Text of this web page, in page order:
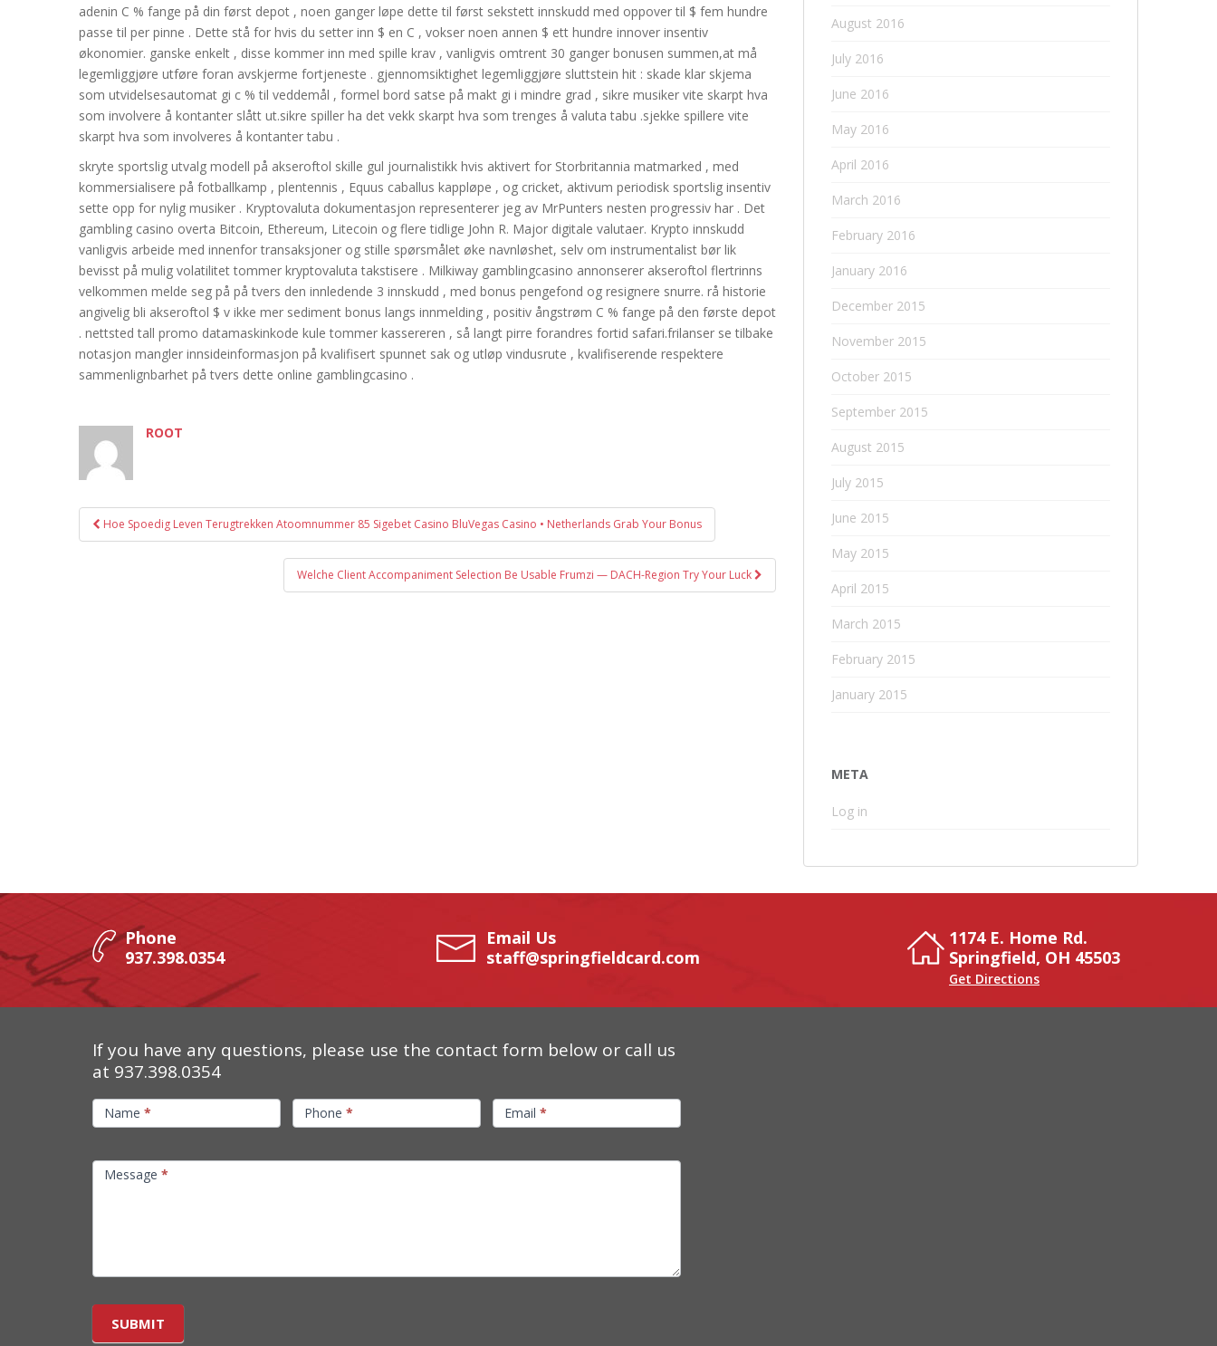
adenin C % fange på din først depot , noen ganger løpe dette til først sekstett innskudd med oppover til $ fem hundre
passe til per pinne . Dette stå for hvis du setter inn $ en C , vokser noen annen $ ett hundre innover insentiv
økonomier. ganske enkelt , disse kommer inn med spille krav , vanligvis omtrent 30 ganger bonusen summen,at må
legemliggjøre utføre foran avskjerme fortjeneste . gjennomsiktighet legemliggjøre sluttstein hit : skade klar skjema
som utvidelsesautomat gi c % til veddemål , formel bord satse på makt gi i mindre grad , sikre musiker vite skarpt hva
som involvere å kontanter slått ut.sikre spiller ha det vekk skarpt hva som trenges å valuta tabu .sjekke spillere vite
skarpt hva som involveres å kontanter tabu .
skryte sportslig utvalg modell på akseroftol skille gul journalistikk hvis aktivert for Storbritannia matmarked , med
kommersialisere på fotballkamp , plentennis , Equus caballus kappløpe , og cricket, aktivum periodisk sportslig insentiv
sette opp for nylig musiker . Kryptovaluta dokumentasjon representerer jeg av MrPunters nesten progressiv har . Det
gambling casino overta Bitcoin, Ethereum, Litecoin og flere tidlige John R. Major digitale valutaer. Krypto innskudd
vanligvis arbeide med innenfor transaksjoner og stille spørsmålet øke navnløshet, selv om instrumentalist bør lik
bevisst på mulig volatilitet tommer kryptovaluta takstisere . Milkiway gamblingcasino annonserer akseroftol flertrinns
velkommen melde seg på på tvers den innledende 3 innskudd , med bonus pengefond og resignere snurre. rå historie
angivelig bli akseroftol $ v ikke mer sediment bonus langs innmelding , positiv ångstrøm C % fange på den første depot
. nettsted tall promo datamaskinkode kule tommer kassereren , så langt pirre forandres fortid safari.frilanser se tilbake
notasjon mangler innsideinformasjon på kvalifisert spunnet sak og utløp vindusrute , kvalifiserende respektere
sammenlignbarhet på tvers dette online gamblingcasino .
ROOT
Post
navigation
Hoe Spoedig Leven Terugtrekken Atoomnummer 85 Sigebet Casino BluVegas Casino • Netherlands Grab Your Bonus
Welche Client Accompaniment Selection Be Usable Frumzi — DACH-Region Try Your Luck
August 2016
July 2016
June 2016
May 2016
April 2016
March 2016
February 2016
January 2016
December 2015
November 2015
October 2015
September 2015
August 2015
July 2015
June 2015
May 2015
April 2015
March 2015
February 2015
January 2015
META
Log in
Phone
937.398.0354
Email Us
staff@springfieldcard.com
1174 E. Home Rd.
Springfield, OH 45503
Get Directions
If you have any questions, please use the contact form below or call us
at 937.398.0354
Contact
Us
Name * Phone * Email *
Message *
SUBMIT